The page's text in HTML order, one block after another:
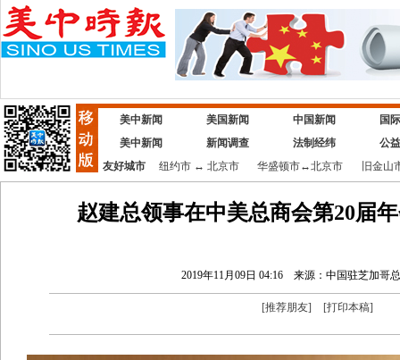
美中新闻 美国新闻 中国新闻
国
美中新闻
新闻调查 法制经纬
公
友好城市
纽约市↔ 北京市 华盛顿市↔北京市 旧金山
赵建总领事在中美总商会第20届
2019年11月09日 04:16 来源：中国驻芝加哥
[推荐朋友] [打印本稿]